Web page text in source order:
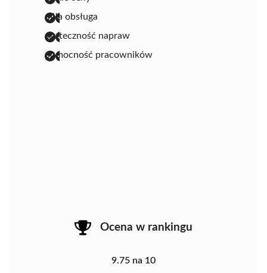
miła obsługa
skuteczność napraw
pomocność pracowników
Ocena w rankingu
9.75 na 10